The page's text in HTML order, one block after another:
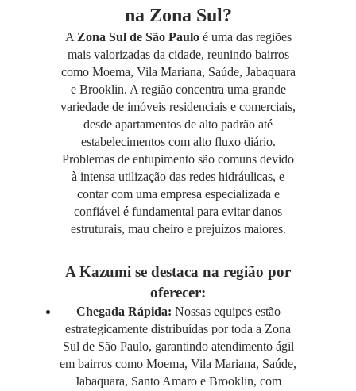
na Zona Sul?
A Zona Sul de São Pauloé uma das regiões
mais valorizadas da cidade, reunindo bairros
como Moema, Vila Mariana, Saúde, Jabaquara
e Brooklin. A região concentra uma grande
variedade de imóveis residenciais e comerciais,
desde apartamentos de alto padrão até
estabelecimentos com alto fluxo diário.
Problemas de entupimento são comuns devido
à intensa utilização das redes hidráulicas, e
contar com uma empresa especializada e
confiável é fundamental para evitar danos
estruturais, mau cheiro e prejuízos maiores.
A Kazumi se destaca na região por
oferecer:
Chegada Rápida: Nossas equipes estão
estrategicamente distribuídas por toda a Zona
Sul de São Paulo, garantindo atendimento ágil
em bairros como Moema, Vila Mariana, Saúde,
Jabaquara, Santo Amaro e Brooklin, com